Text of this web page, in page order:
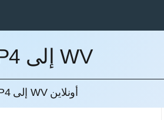
تحويل MP4 إلى WV
حوّل ملفات MP4 إلى WV أونلاين